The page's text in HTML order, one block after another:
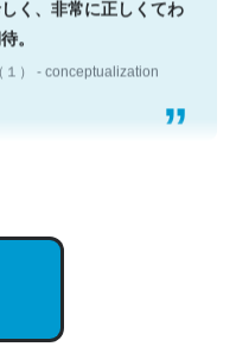
。
） - conceptualization
記事。/続編来た
entry/2023/03/27
） - conceptualization